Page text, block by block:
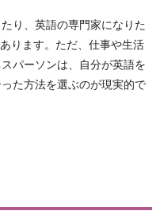
り、英語の専門家になりた
ります。ただ、仕事や生活
パーソンは、自分が英語を
た方法を選ぶのが現実的で